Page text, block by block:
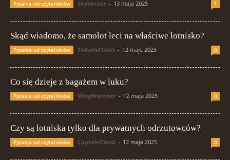
Pytania od czytelników SkyVector - 13 maja 2025 1
Skąd wiadomo, że samolot leci na właściwe lotnisko?
Pytania od czytelników TailwindTales - 12 maja 2025 0
Co się dzieje z bagażem w luku?
Pytania od czytelników WingWatcher - 12 maja 2025 0
Czy są lotniska tylko dla prywatnych odrzutowców?
Pytania od czytelników CaptainCloud - 12 maja 2025 0